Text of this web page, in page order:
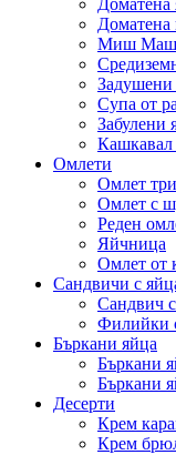
Доматена
Доматена
Миш Маш
Задушени
Супа от
Забулени
Кашкавал
Омлети
Омлет
Омлет с
Реден
Яйчница
Омлет от
Сандвичи с
Сандвич
Филийки
Бъркани яйца
Бъркани
Бъркани
Десерти
Крем
Крем